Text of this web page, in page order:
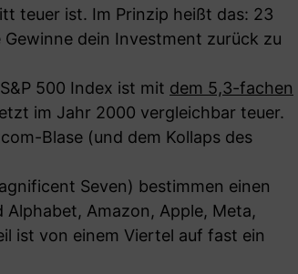
teuer ist. Im Prinzip heißt das: 23
dein Investment zurück zu
500 Index ist mit dem 5,3-fachen
im Jahr 2000 vergleichbar teuer.
Blase (und dem Kollaps des
Seven) bestimmen einen
Alphabet, Amazon, Apple, Meta,
ist von einem Viertel auf fast ein